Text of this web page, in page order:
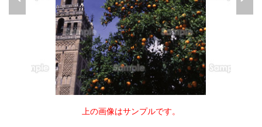
上の画像はサンプルです。